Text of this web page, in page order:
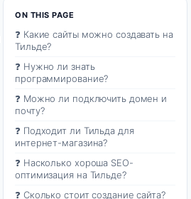
ON THIS PAGE
❓ Какие сайты можно создавать на
Тильде?
❓ Нужно ли знать
программирование?
❓ Можно ли подключить домен и
почту?
❓ Подходит ли Тильда для
интернет-магазина?
❓ Насколько хороша SEO-
оптимизация на Тильде?
❓ Сколько стоит создание сайта?